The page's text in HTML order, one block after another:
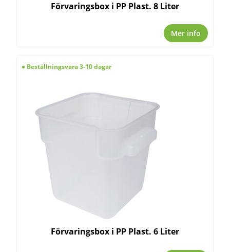
Förvaringsbox i PP Plast. 8 Liter
Mer info
Beställningsvara 3-10 dagar
Förvaringsbox i PP Plast. 6 Liter